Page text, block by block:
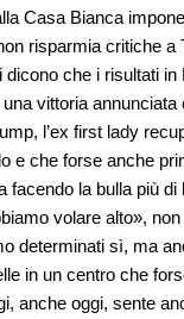
Casa Bianca
risparmia critiche
dicono che i risultati
vittoria
l’ex first lady
e che forse anche
facendo la bulla più
volare alto»,
determinati sì, ma
in un centro che
anche oggi, sente